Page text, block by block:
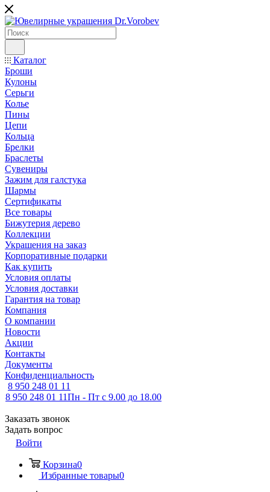
Каталог
Броши
Кулоны
Серьги
Колье
Пины
Цепи
Кольца
Брелки
Браслеты
Сувениры
Зажим для галстука
Шармы
Сертификаты
Все товары
Бижутерия дерево
Коллекции
Украшения на заказ
Корпоративные подарки
Как купить
Условия оплаты
Условия доставки
Гарантия на товар
Компания
О компании
Новости
Акции
Контакты
Документы
Конфиденциальность
8 950 248 01 11
8 950 248 01 11Пн - Пт с 9.00 до 18.00
Заказать звонок
Задать вопрос
Войти
Корзина0
Избранные товары0